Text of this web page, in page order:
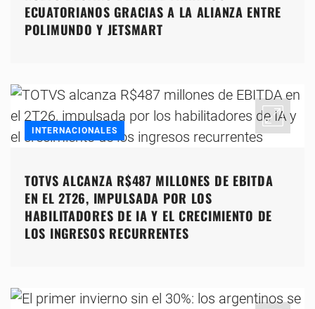
ECUATORIANOS GRACIAS A LA ALIANZA ENTRE
POLIMUNDO Y JETSMART
INTERNACIONALES
TOTVS ALCANZA R$487 MILLONES DE EBITDA
EN EL 2T26, IMPULSADA POR LOS
HABILITADORES DE IA Y EL CRECIMIENTO DE
LOS INGRESOS RECURRENTES